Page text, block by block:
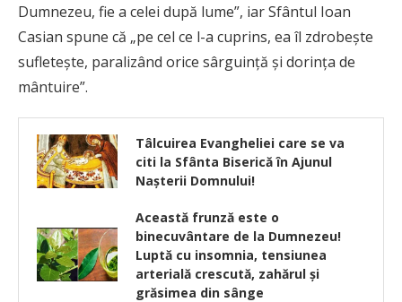
Dumnezeu, fie a celei după lume”, iar Sfântul Ioan
Casian spune că „pe cel ce l-a cuprins, ea îl zdrobeşte
sufleteşte, paralizând orice sârguinţă şi dorinţa de
mântuire”.
Tâlcuirea Evangheliei care se va
citi la Sfânta Biserică în Ajunul
Naşterii Domnului!
Această frunză este o
binecuvântare de la Dumnezeu!
Luptă cu insomnia, tensiunea
arterială crescută, zahărul și
grăsimea din sânge